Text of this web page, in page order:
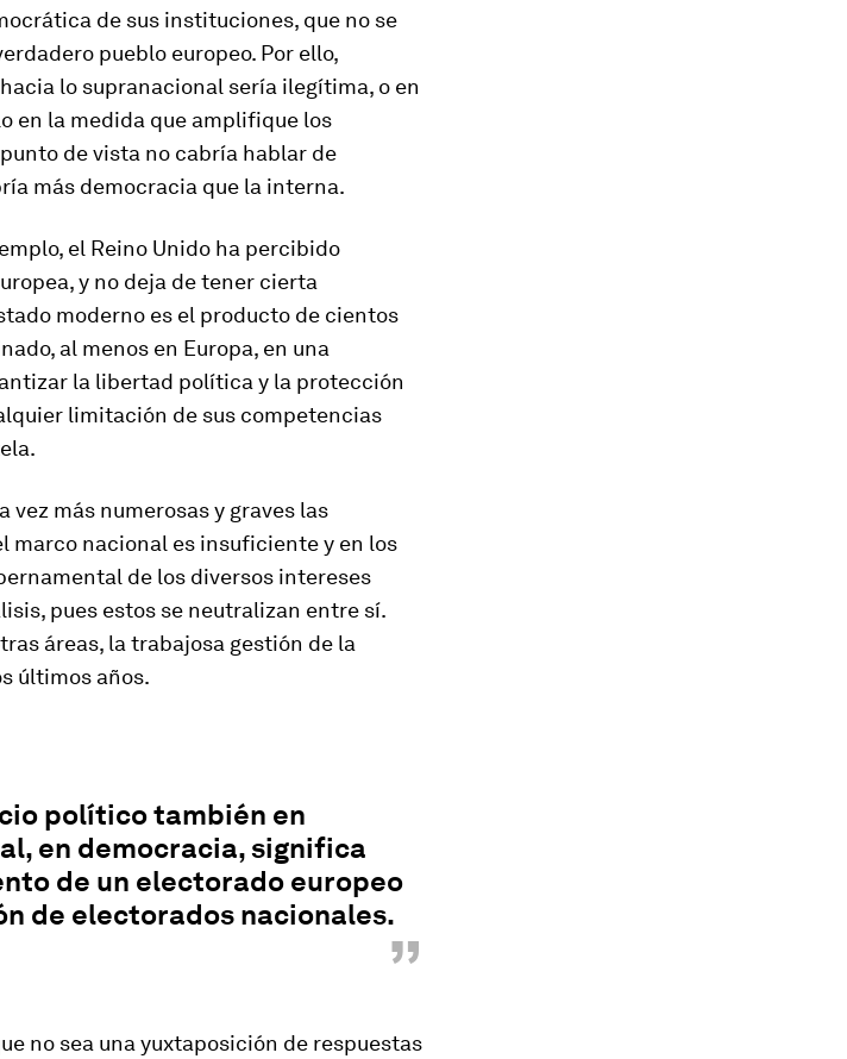
de sus instituciones, que no se
pueblo europeo. Por ello,
lo supranacional sería ilegítima, o en
en la medida que amplifique los
de vista no cabría hablar de
más democracia que la interna.
el Reino Unido ha percibido
y no deja de tener cierta
moderno es el producto de cientos
al menos en Europa, en una
la libertad política y la protección
limitación de sus competencias
vez más numerosas y graves las
marco nacional es insuficiente y en los
de los diversos intereses
pues estos se neutralizan entre sí.
áreas, la trabajosa gestión de la
últimos años.
político también en
en democracia, significa
de un electorado europeo
de electorados nacionales.
”
no sea una yuxtaposición de respuestas